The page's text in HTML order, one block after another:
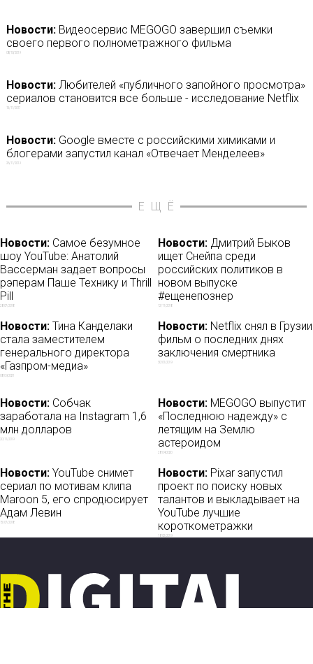
Новости:Видеосервис MEGOGO завершил съемки
своего первого полнометражного фильма
08/10/2019
Новости:Любителей «публичного запойного просмотра»
сериалов становится все больше - исследование Netflix
15/11/2017
Новости:Google вместе с российскими химиками и
блогерами запустил канал «Отвечает Менделеев»
26/11/2019
ЕЩЁ
Новости: Самое безумное
шоу YouTube: Анатолий
Вассерман задает вопросы
рэперам Паше Технику и Thrill
Pill
28/07/2018
Новости: Дмитрий Быков
ищет Снейпа среди
российских политиков в
новом выпуске
#ещенепознер
12/11/2018
Новости: Тина Канделаки
стала заместителем
генерального директора
«Газпром-медиа»
08/09/2021
Новости: Netflix снял в Грузии
фильм о последних днях
заключения смертника
30/01/2019
Новости: Собчак
заработала на Instagram 1,6
млн долларов
20/11/2019
Новости: MEGOGO выпустит
«Последнюю надежду» с
летящим на Землю
астероидом
28/04/2020
Новости: YouTube снимет
сериал по мотивам клипа
Maroon 5, его спродюсирует
Адам Левин
15/07/2018
Новости: Pixar запустил
проект по поиску новых
талантов и выкладывает на
YouTube лучшие
короткометражки
18/02/2019